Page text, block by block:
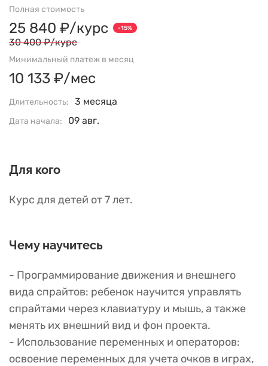
Полная стоимость
30 400 ₽/курс
25 840 ₽/курс -15%
Минимальный платеж в месяц
10 133 ₽/мес
Длительность: 3 месяца
Дата начала: 09 авг.
Для кого
Курс для детей от 7 лет.
Чему научитесь
- Программирование движения и внешнего
вида спрайтов: ребенок научится управлять
спрайтами через клавиатуру и мышь, а также
менять их внешний вид и фон проекта.
- Использование переменных и операторов:
освоение переменных для учета очков в играх,